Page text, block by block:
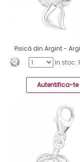
In stoc:
Autentifica-te